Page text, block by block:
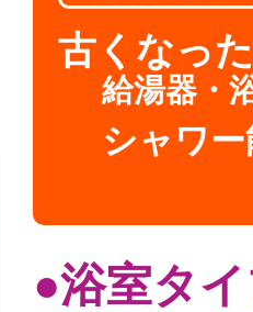
古くなっ
給湯器・
シャワ
●浴室タ